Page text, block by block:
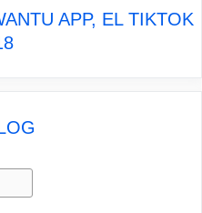
APP, EL TIKTOK